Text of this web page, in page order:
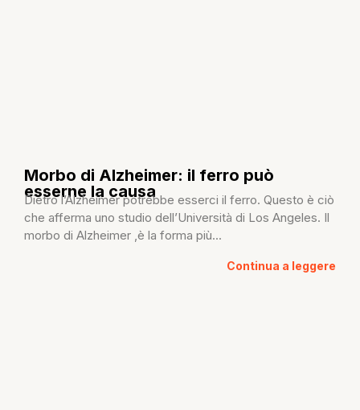
Morbo di Alzheimer: il ferro può
esserne la causa
Dietro l’Alzheimer potrebbe esserci il ferro. Questo è ciò
che afferma uno studio dell’Università di Los Angeles. Il
morbo di Alzheimer ,è la forma più...
Continua a leggere